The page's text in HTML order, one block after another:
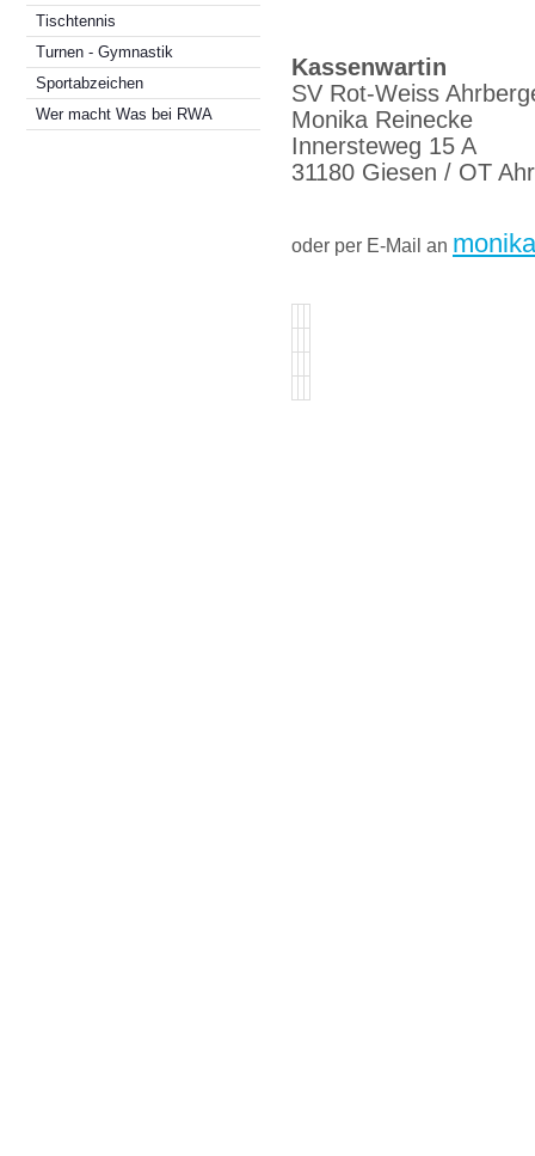
Tischtennis
Turnen - Gymnastik
Sportabzeichen
Wer macht Was bei RWA
Kassenwartin
SV Rot-Weiss
Monika Reinecke
Innersteweg 15 A
31180 Giesen / OT
oder per E-Mail an